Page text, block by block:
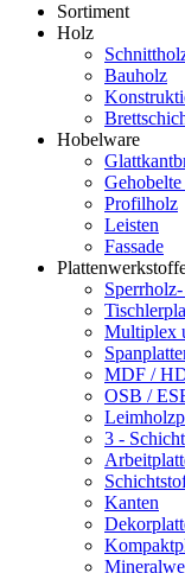
Sortiment
Holz
Bauholz
Hobelware
Profilholz
Leisten
Fassade
Multiplex
MDF /
OSB /
3 -
Kanten